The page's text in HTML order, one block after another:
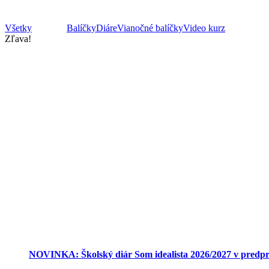
Všetky BalíčkyDiáreVianočné balíčkyVideo kurz
Zľava!
NOVINKA: Školský diár Som idealista 2026/2027 v